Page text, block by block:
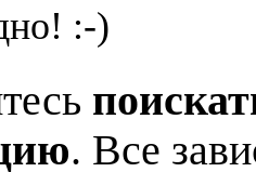
:-)
. Все